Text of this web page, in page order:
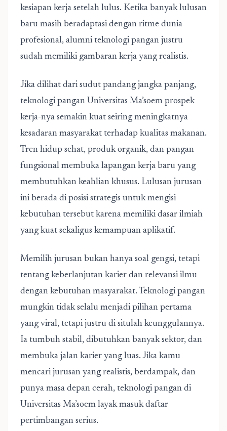
kesiapan kerja setelah lulus. Ketika banyak lulusan
baru masih beradaptasi dengan ritme dunia
profesional, alumni teknologi pangan justru
sudah memiliki gambaran kerja yang realistis.
Jika dilihat dari sudut pandang jangka panjang,
teknologi pangan Universitas Ma’soem prospek
kerja-nya semakin kuat seiring meningkatnya
kesadaran masyarakat terhadap kualitas makanan.
Tren hidup sehat, produk organik, dan pangan
fungsional membuka lapangan kerja baru yang
membutuhkan keahlian khusus. Lulusan jurusan
ini berada di posisi strategis untuk mengisi
kebutuhan tersebut karena memiliki dasar ilmiah
yang kuat sekaligus kemampuan aplikatif.
Memilih jurusan bukan hanya soal gengsi, tetapi
tentang keberlanjutan karier dan relevansi ilmu
dengan kebutuhan masyarakat. Teknologi pangan
mungkin tidak selalu menjadi pilihan pertama
yang viral, tetapi justru di situlah keunggulannya.
Ia tumbuh stabil, dibutuhkan banyak sektor, dan
membuka jalan karier yang luas. Jika kamu
mencari jurusan yang realistis, berdampak, dan
punya masa depan cerah, teknologi pangan di
Universitas Ma’soem layak masuk daftar
pertimbangan serius.